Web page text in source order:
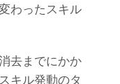
わったスキル
去までにかか
キル発動のタ